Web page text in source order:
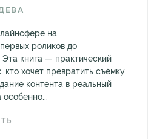
на
роликов до
Эта книга — практический
кто хочет превратить съёмку
контента в реальный
особенно...